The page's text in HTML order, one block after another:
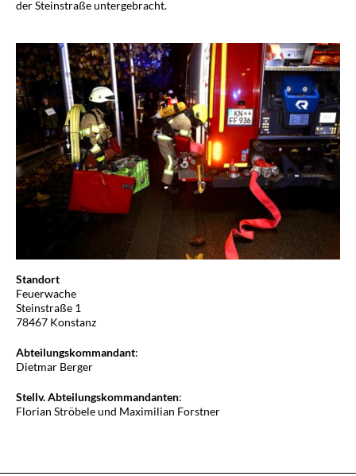
der Steinstraße untergebracht.
Standort
Feuerwache
Steinstraße 1
78467 Konstanz
Abteilungskommandant:
Dietmar Berger
Stellv. Abteilungskommandanten:
Florian Ströbele und Maximilian Forstner